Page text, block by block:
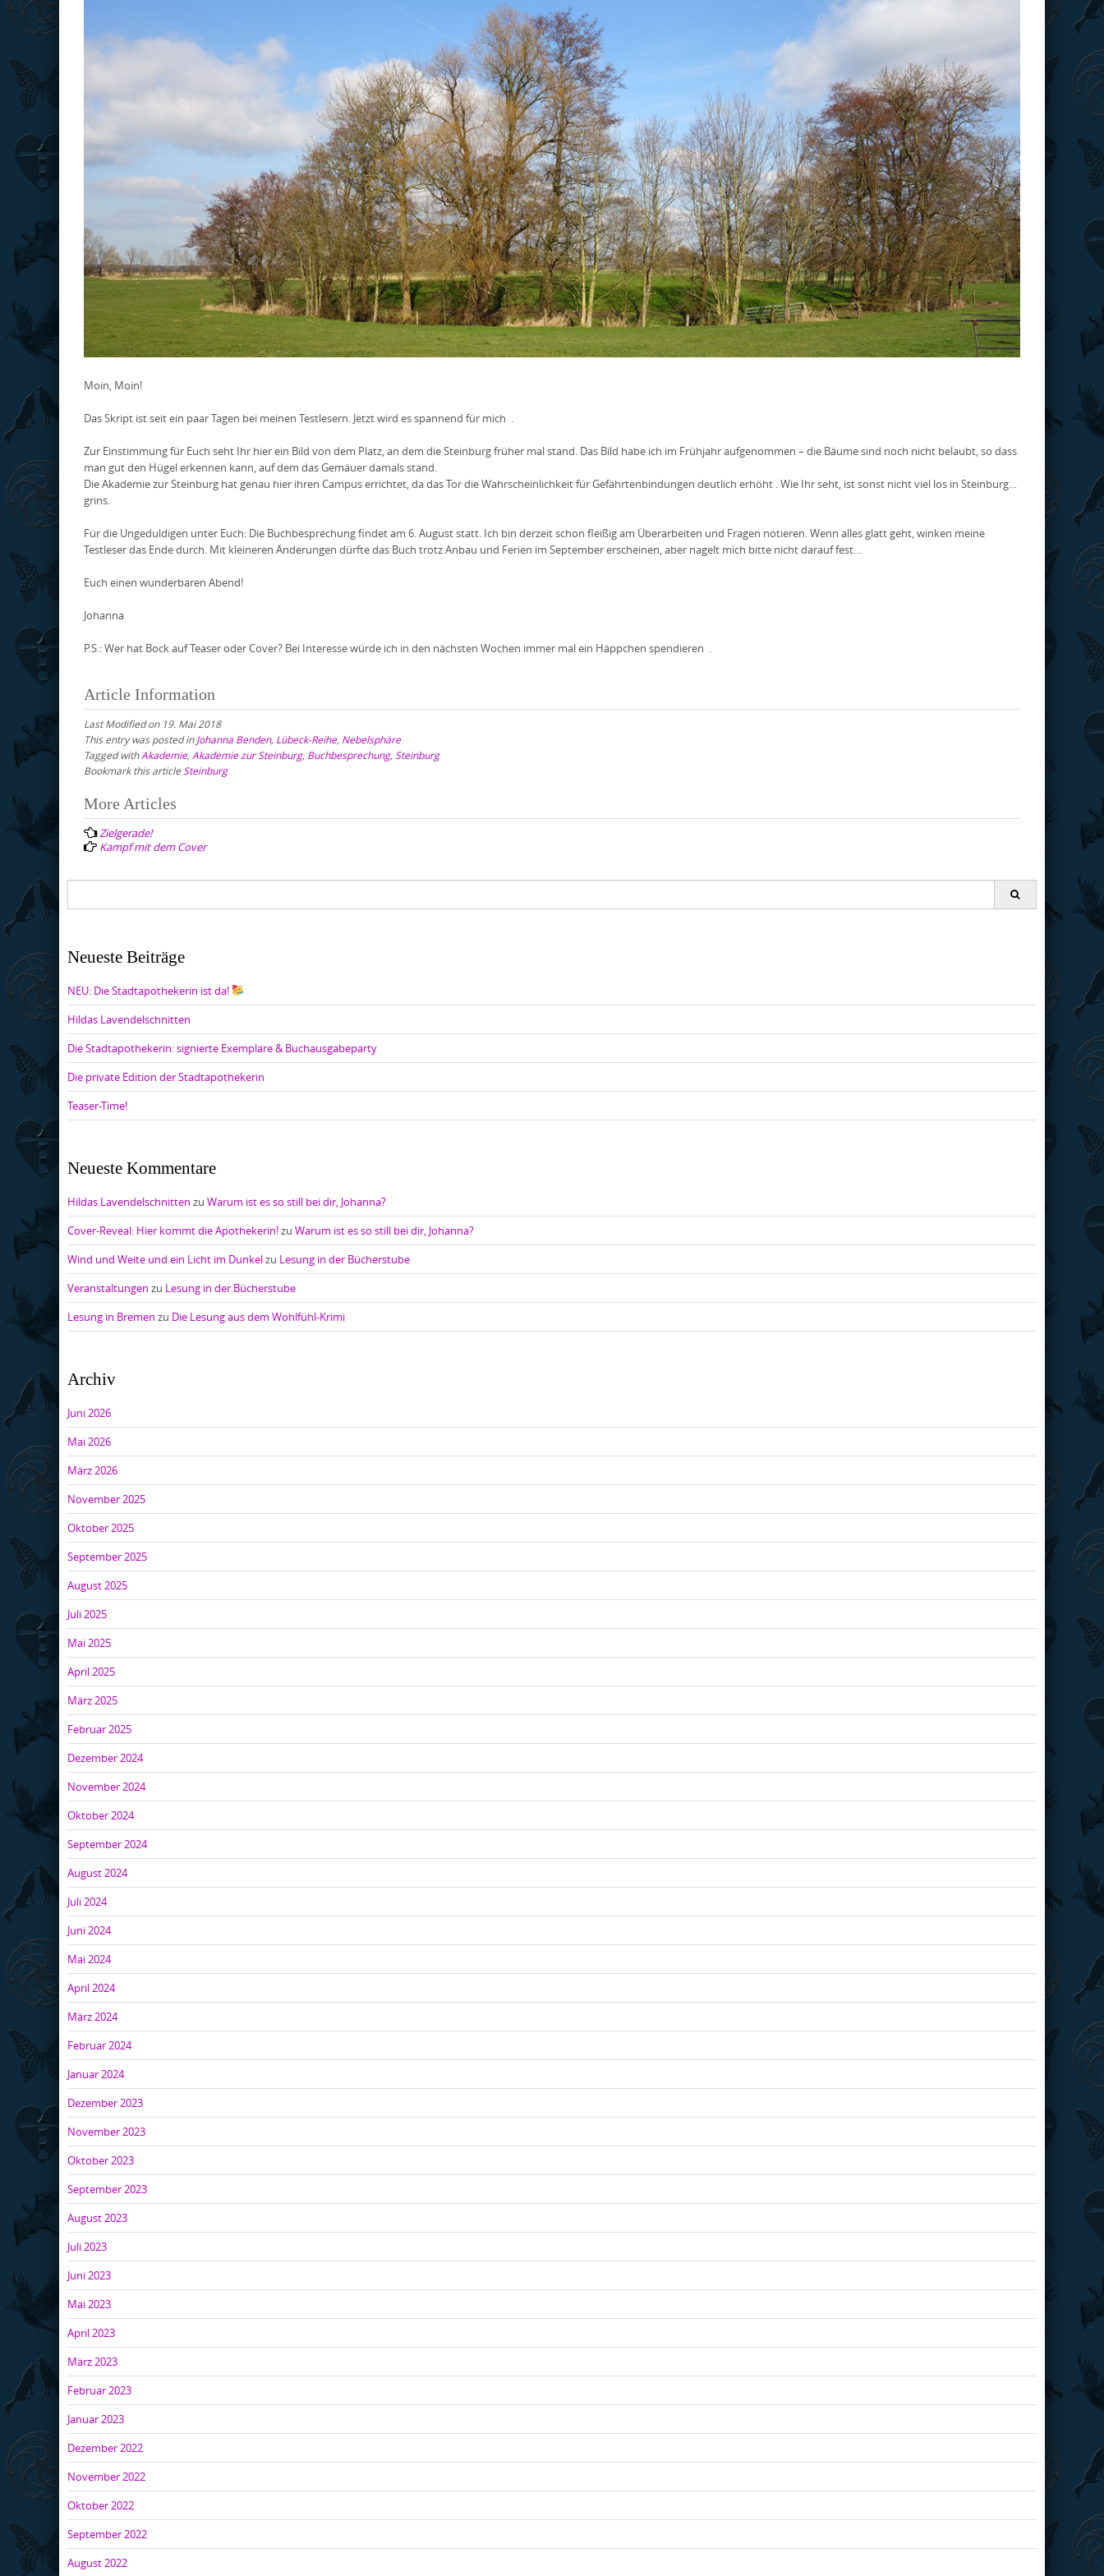
Moin, Moin!
Das Skript ist seit ein paar Tagen bei meinen Testlesern. Jetzt wird es spannend für mich .
Zur Einstimmung für Euch seht Ihr hier ein Bild von dem Platz, an dem die Steinburg früher mal stand. Das Bild habe ich im Frühjahr aufgenommen – die Bäume sind noch nicht belaubt, so dass
man gut den Hügel erkennen kann, auf dem das Gemäuer damals stand.
Die Akademie zur Steinburg hat genau hier ihren Campus errichtet, da das Tor die Wahrscheinlichkeit für Gefährtenbindungen deutlich erhöht . Wie Ihr seht, ist sonst nicht viel los in Steinburg…
grins.
Für die Ungeduldigen unter Euch: Die Buchbesprechung findet am 6. August statt. Ich bin derzeit schon fleißig am Überarbeiten und Fragen notieren. Wenn alles glatt geht, winken meine
Testleser das Ende durch. Mit kleineren Änderungen dürfte das Buch trotz Anbau und Ferien im September erscheinen, aber nagelt mich bitte nicht darauf fest…
Euch einen wunderbaren Abend!
Johanna
P.S.: Wer hat Bock auf Teaser oder Cover? Bei Interesse würde ich in den nächsten Wochen immer mal ein Häppchen spendieren .
Article Information
Last Modified on 19. Mai 2018
This entry was posted inJohanna Benden, Lübeck-Reihe, Nebelsphäre
Tagged withAkademie,Akademie zur Steinburg, Buchbesprechung,Steinburg
Bookmark this articleSteinburg
Post
navigation
More Articles
Zielgerade!
Kampf mit dem Cover
Neueste Beiträge
NEU: Die Stadtapothekerin ist da!
Hildas Lavendelschnitten
Die Stadtapothekerin: signierte Exemplare & Buchausgabeparty
Die private Edition der Stadtapothekerin
Teaser-Time!
Neueste Kommentare
Hildas Lavendelschnitten zu Warum ist es so still bei dir, Johanna?
Cover-Reveal: Hier kommt die Apothekerin!zu Warum ist es so still bei dir, Johanna?
Wind und Weite und ein Licht im Dunkelzu Lesung in der Bücherstube
Veranstaltungen zu Lesung in der Bücherstube
Lesung in Bremen zu Die Lesung aus dem Wohlfühl-Krimi
Archiv
Juni 2026
Mai 2026
März 2026
November 2025
Oktober 2025
September 2025
August 2025
Juli 2025
Mai 2025
April 2025
März 2025
Februar 2025
Dezember 2024
November 2024
Oktober 2024
September 2024
August 2024
Juli 2024
Juni 2024
Mai 2024
April 2024
März 2024
Februar 2024
Januar 2024
Dezember 2023
November 2023
Oktober 2023
September 2023
August 2023
Juli 2023
Juni 2023
Mai 2023
April 2023
März 2023
Februar 2023
Januar 2023
Dezember 2022
November 2022
Oktober 2022
September 2022
August 2022